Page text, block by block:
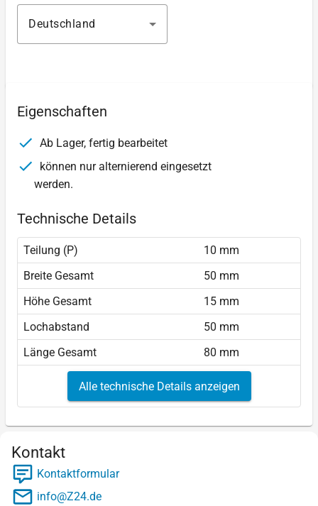
Deutschland
Eigenschaften
Ab Lager, fertig bearbeitet
können nur alternierend eingesetzt
werden.
Technische Details
Teilung (P)
10 mm
Breite Gesamt
50 mm
Höhe Gesamt
15 mm
Lochabstand
50 mm
Länge Gesamt
80 mm
Alle technische Details anzeigen
Kontakt
Kontaktformular
info@Z24.de